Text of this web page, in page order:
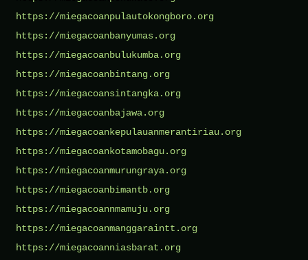
https://miegacoanpulautokongboro.org
https://miegacoanbanyumas.org
https://miegacoanbulukumba.org
https://miegacoanbintang.org
https://miegacoansintangka.org
https://miegacoanbajawa.org
https://miegacoankepulauanmerantiriau.org
https://miegacoankotamobagu.org
https://miegacoanmurungraya.org
https://miegacoanbimantb.org
https://miegacoannmamuju.org
https://miegacoanmanggaraintt.org
https://miegacoanniasbarat.org